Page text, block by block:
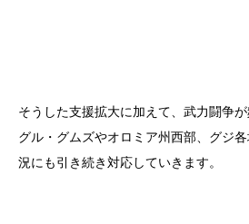
そうした支援拡大に加えて、武力闘争
グル・グムズやオロミア州西部、グジ
況にも引き続き対応していきます。